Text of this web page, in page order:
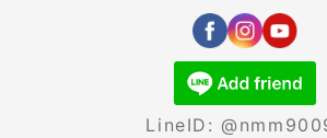
LineID: